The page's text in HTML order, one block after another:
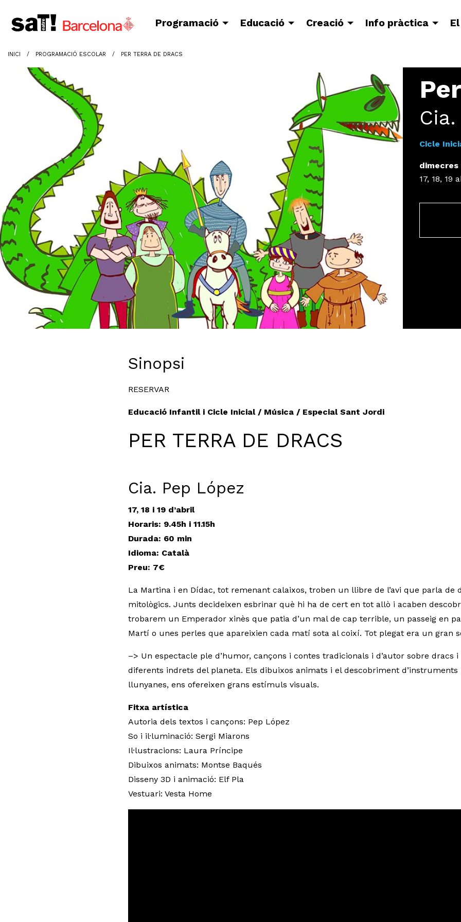
Programació Educació Creació Info pràctica
INICI PROGRAMACIÓ ESCOLAR PER TERRA DE DRACS
Cicle
dimecres
17, 18, 19
Sinopsi
RESERVAR
Educació Infantil i Cicle Inicial / Música / Especial Sant Jordi
PER TERRA DE DRACS
Cia. Pep López
17, 18 i 19 d’abril
Horaris: 9.45h i 11.15h
Durada: 60 min
Idioma: Català
Preu: 7€
La Martina i en Dídac, tot remenant calaixos, troben un llibre de l’avi que parla de
mitològics. Junts decideixen esbrinar què hi ha de cert en tot allò i acaben
trobarem un Emperador xinès que patia d’un mal de cap terrible, un passeig en
Martí o unes perles que apareixien cada matí sota al coixí. Tot plegat era un gran
–> Un espectacle ple d’humor, cançons i contes tradicionals i d’autor sobre dracs
diferents indrets del planeta. Els dibuixos animats i el descobriment
llunyanes, ens ofereixen grans estímuls visuals.
Fitxa artística
Autoria dels textos i cançons: Pep López
So i il·luminació: Sergi Miarons
Il·lustracions: Laura Príncipe
Dibuixos animats: Montse Baqués
Disseny 3D i animació: Elf Pla
Vestuari: Vesta Home